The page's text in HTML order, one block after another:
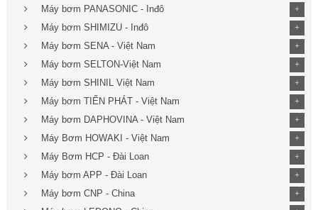
Máy bơm PANASONIC - Inđô +
Máy bơm SHIMIZU - Inđô +
Máy bơm SENA - Việt Nam +
Máy bơm SELTON-Việt Nam +
Máy bơm SHINIL Việt Nam +
Máy bơm TIẾN PHÁT - Việt Nam +
Máy bơm DAPHOVINA - Việt Nam +
Máy Bơm HOWAKI - Việt Nam +
Máy Bơm HCP - Đài Loan +
Máy bơm APP - Đài Loan +
Máy bơm CNP - China +